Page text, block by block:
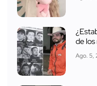
de
Ago. 5,